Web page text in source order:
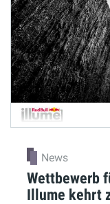
News
Wettbewerb
Illume kehrt